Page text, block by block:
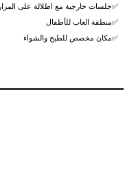
جلسات خارجية مع اطلالة على المزارع والجبال✅
منطقة العاب للأطفال✅
مكان مخصص للطبخ والشواء✅